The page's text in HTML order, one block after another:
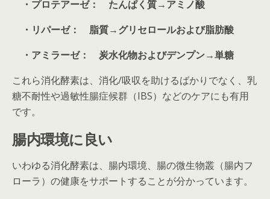
・プロテアーゼ： たんぱく質→アミノ酸
・リパーゼ： 脂質→グリセロールおよび脂肪酸
・アミラーゼ： 炭水化物およびデンプン→単糖
これら消化酵素は、消化/吸収を助けるばかりでなく、乳
糖不耐性や過敏性腸症候群（IBS）などのケアにも有用
です。
腸内環境に良い
いわゆる消化酵素は、腸内環境、腸の微生物叢（腸内フ
ローラ）の健康をサポートすることが分かっています。